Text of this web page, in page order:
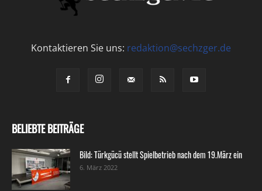
Kontaktieren Sie uns: redaktion@sechzger.de
BELIEBTE BEITRÄGE
Bild: Türkgücü stellt Spielbetrieb nach dem 19.März ein
6. März 2022